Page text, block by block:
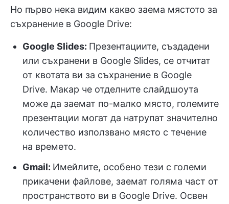
Но първо нека видим какво заема мястото за
съхранение в Google Drive:
Google Slides: Презентациите, създадени
или съхранени в Google Slides, се отчитат
от квотата ви за съхранение в Google
Drive. Макар че отделните слайдшоута
може да заемат по-малко място, големите
презентации могат да натрупат значително
количество използвано място с течение
на времето.
Gmail: Имейлите, особено тези с големи
прикачени файлове, заемат голяма част от
пространството ви в Google Drive. Освен